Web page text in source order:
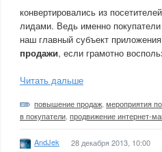
конвертировались из
лидами. Ведь именно
наш главный субъект
продажи, если грамотно
Читать дальше
повышение продаж мероприятия
в покупатели продвижение интернет-
AndJek 28 декабря 2013, 10:00